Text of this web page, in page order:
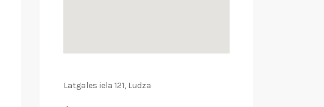
Latgales iela 121, Ludza